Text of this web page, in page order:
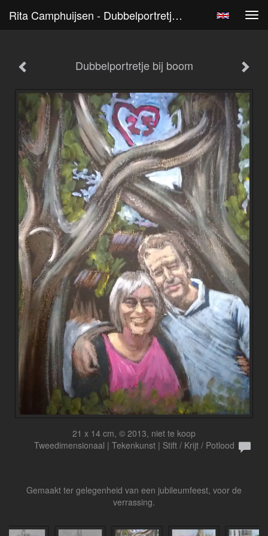
Rita Camphuijsen - Dubbelportretje Bij Boom
Dubbelportretje bij boom
21 x 14 cm, © 2013, niet te koop
Tweedimensionaal | Tekenkunst | Stift / Krijt / Potlood
Gemaakt ter gelegenheid van een jubileumfeest, voor de
verrassing.